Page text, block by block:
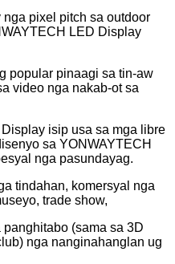
pixel pitch sa outdoor
LED Display
popular pinaagi sa tin-aw
video nga nakab-ot sa
isip usa sa mga libre
sa YONWAYTECH
nga pasundayag.
tindahan, komersyal nga
trade show,
(sama sa 3D
nga nanginahanglan ug